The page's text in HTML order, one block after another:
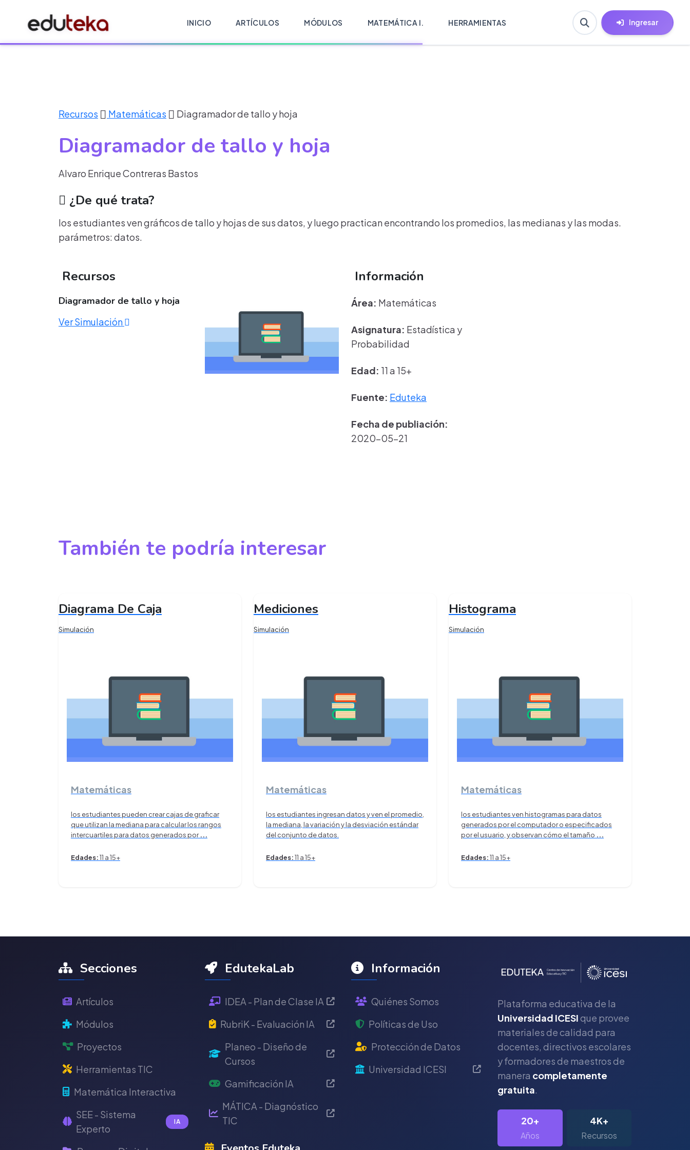
INICIO ARTÍCULOS MÓDULOS MATEMÁTICA I. HERRAMIENTAS Ingresar
Recursos Matemáticas Diagramador de tallo y hoja
Diagramador de tallo y hoja
Alvaro Enrique Contreras Bastos
¿De qué trata?
los estudiantes ven gráficos de tallo y hojas de sus datos, y luego practican encontrando los promedios, las medianas y las modas.
parámetros: datos.
Recursos
Diagramador de tallo y hoja
Ver Simulación
Información
Área: Matemáticas
Asignatura: Estadística y
Probabilidad
Edad: 11 a 15+
Fuente: Eduteka
Fecha de publiación:
2020-05-21
También te podría interesar
Diagrama De Caja
Simulación
Matemáticas
los estudiantes pueden crear cajas de graficar
que utilizan la mediana para calcular los rangos
intercuartiles para datos generados por...
Edades:11 a 15+
Mediciones
Simulación
Matemáticas
los estudiantes ingresan datos y ven el promedio,
la mediana, la variación y la desviación estándar
del conjunto de datos.
Edades:11 a 15+
Histograma
Simulación
Matemáticas
los estudiantes ven histogramas para datos
generados por el computador o especificados
por el usuario, y observan cómo el tamaño ...
Edades:11 a 15+
Secciones
Artículos
Módulos
Proyectos
Herramientas TIC
Matemática Interactiva
SEE - Sistema
Experto
IA
EdutekaLab
IDEA - Plan de Clase IA
RubriK - Evaluación IA
Planeo - Diseño de
Cursos
Gamificación IA
MÁTICA - Diagnóstico
TIC
Información
Quiénes Somos
Políticas de Uso
Protección de Datos
Universidad ICESI
Plataforma educativa de la
Universidad ICESIque provee
materiales de calidad para
docentes, directivos escolares
y formadores de maestros de
manera completamente
gratuita.
20+
Años
4K+
Recursos